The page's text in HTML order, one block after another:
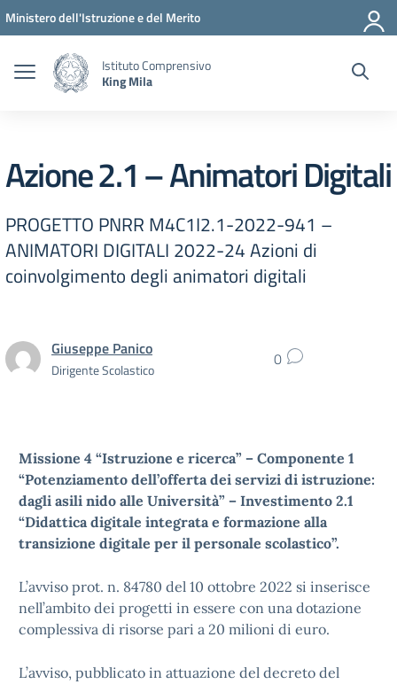
Vai ai contenuti
Vai al menu di navigazione
Vai al footer
Ministero dell'Istruzione e del Merito
Istituto Comprensivo
King Mila
Azione 2.1 – Animatori Digitali
PROGETTO PNRR M4C1I2.1-2022-941 –
ANIMATORI DIGITALI 2022-24 Azioni di
coinvolgimento degli animatori digitali
Giuseppe Panico
Dirigente Scolastico 0
Missione 4 “Istruzione e ricerca” – Componente 1
“Potenziamento dell’offerta dei servizi di istruzione:
dagli asili nido alle Università” – Investimento 2.1
“Didattica digitale integrata e formazione alla
transizione digitale per il personale scolastico”.
L’avviso prot. n. 84780 del 10 ottobre 2022 si inserisce
nell’ambito dei progetti in essere con una dotazione
complessiva di risorse pari a 20 milioni di euro.
L’avviso, pubblicato in attuazione del decreto del